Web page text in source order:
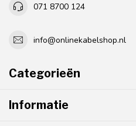
071 8700 124
info@onlinekabelshop.nl
Categorieën
Informatie